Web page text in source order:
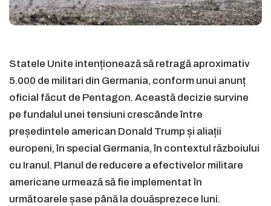
Statele Unite intenționează să retragă aproximativ
5.000 de militari din Germania, conform unui anunț
oficial făcut de Pentagon. Această decizie survine
pe fundalul unei tensiuni crescânde între
președintele american Donald Trump și aliații
europeni, în special Germania, în contextul războiului
cu Iranul. Planul de reducere a efectivelor militare
americane urmează să fie implementat în
următoarele șase până la douăsprezece luni.